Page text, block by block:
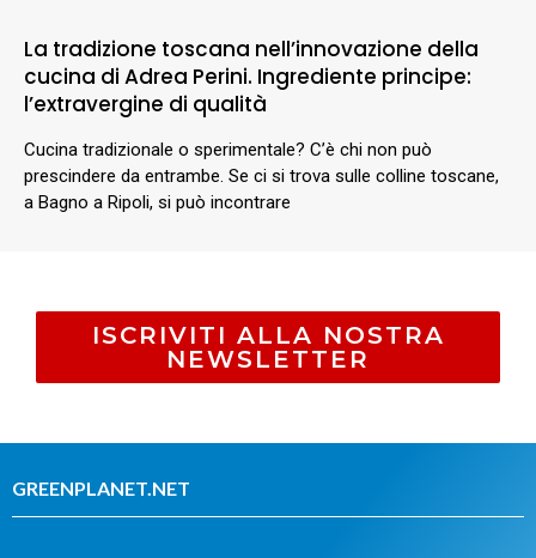
La tradizione toscana nell’innovazione della
cucina di Adrea Perini. Ingrediente principe:
l’extravergine di qualità
Cucina tradizionale o sperimentale? C’è chi non può
prescindere da entrambe. Se ci si trova sulle colline toscane,
a Bagno a Ripoli, si può incontrare
ISCRIVITI ALLA NOSTRA
NEWSLETTER
GREENPLANET.NET